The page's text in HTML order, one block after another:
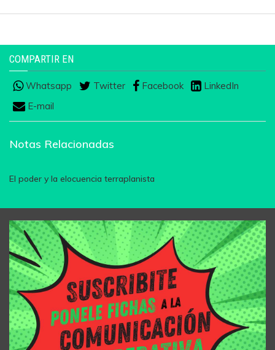
COMPARTIR EN
Whatsapp Twitter Facebook
LinkedIn
E-mail
Notas Relacionadas
El poder y la elocuencia terraplanista